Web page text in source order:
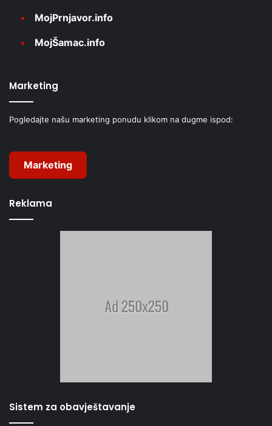
MojPrnjavor.info
MojŠamac.info
Marketing
Pogledajte našu marketing ponudu klikom na dugme ispod:
Marketing
Reklama
Sistem za obavještavanje